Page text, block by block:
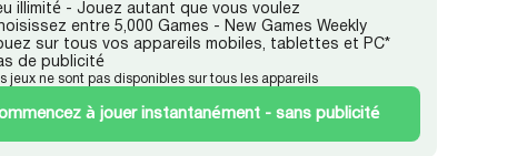
illimité - Jouez autant que vous voulez
entre 5,000 Games - New Games Weekly
sur tous vos appareils mobiles, tablettes et PC*
de publicité
jeux ne sont pas disponibles sur tous les appareils
à jouer instantanément - sans publicité